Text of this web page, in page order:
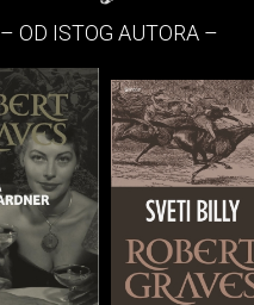
– OD ISTOG AUTORA –